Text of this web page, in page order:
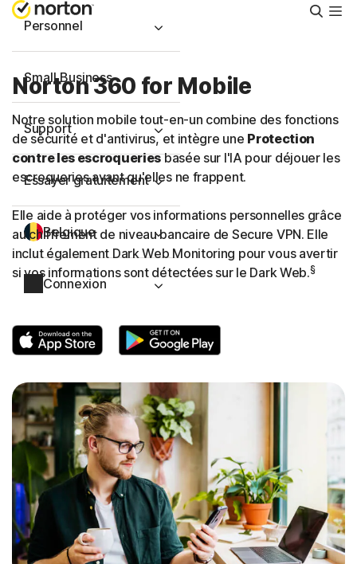
Personnel
Small Business
Support
Essayer gratuitement
Belgique
Connexion
Norton 360 for Mobile
Notre solution mobile tout-en-un combine des fonctions
de sécurité et d'antivirus, et intègre une Protection
contre les escroqueriesbasée sur l'IA pour déjouer les
escroqueries avant qu'elles ne frappent.
Elle aide à protéger vos informations personnelles grâce
au chiffrement de niveau bancaire de Secure VPN. Elle
inclut également Dark Web Monitoring pour vous avertir
si vos informations sont détectées sur le Dark Web.§